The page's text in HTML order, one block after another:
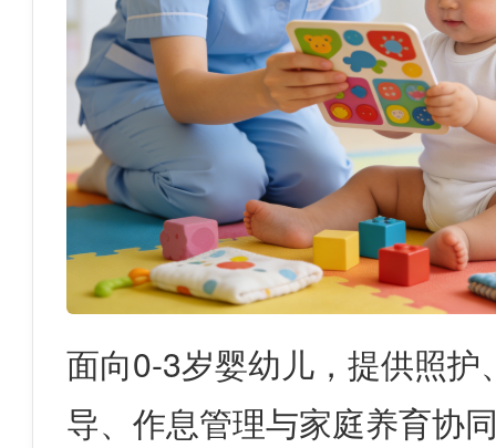
面向0-3岁婴幼儿，提供照护
导、作息管理与家庭养育协